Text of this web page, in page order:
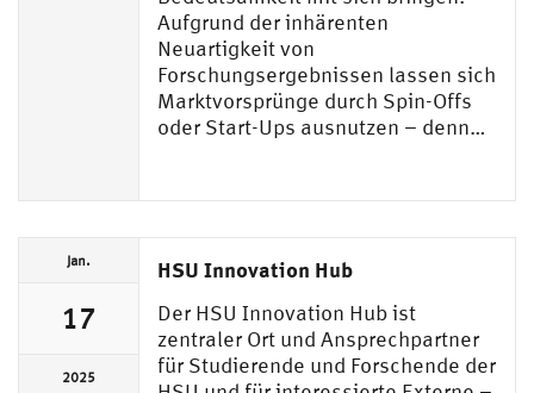
Aufgrund der inhärenten
Neuartigkeit von
Forschungsergebnissen lassen sich
Marktvorsprünge durch Spin-Offs
oder Start-Ups ausnutzen – denn…
Jan.
17
2025
HSU Innovation Hub
Der HSU Innovation Hub ist
zentraler Ort und Ansprechpartner
für Studierende und Forschende der